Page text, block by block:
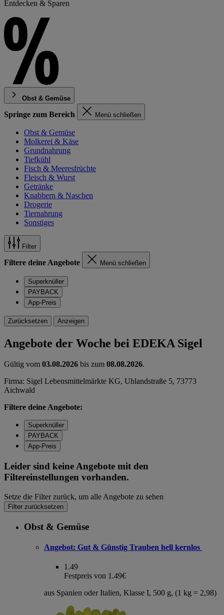
Entdecken & Sparen
Obst & Gemüse
Springe zum Bereich Menü schließen
Obst & Gemüse
Molkerei & Käse
Grundnahrung
Tiefkühl
Fisch & Meeresfrüchte
Fleisch & Wurst
Getränke
Knabbern & Naschen
Drogerie
Tiernahrung
Sonstiges
Filter
Filtere deine Angebote Menü schließen
Superknüller
PAYBACK
App-Preis
Zurücksetzen Anzeigen
Angebote der Woche bei EDEKA Sigel
Gültig vom 03.08.2026 bis zum 08.08.2026.
Firma: Sigel Lebensmittelmärkte KG, Uhlandstraße 5, 73773
Aichwald
Filtere deine Angebote:
Superknüller
PAYBACK
App-Preis
Leider sind keine Angebote mit den
Filtereinstellungen vorhanden.
Setze die Filter zurück, um alle Angebote zu sehen
Filter zurücksetzen
Obst & Gemüse
Angebot: Gut & Günstig Trauben hell kernlos
1.49
Festpreis von 1.49€
aus Spanien oder Italien, Klasse I, 500 g, (1 kg = 2,98)